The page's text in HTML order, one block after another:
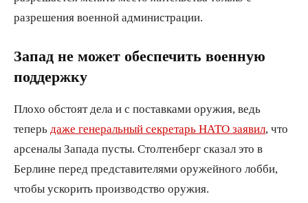
разрешения военной администрации.
Запад не может обеспечить военную
поддержку
Плохо обстоят дела и с поставками оружия, ведь
теперь даже генеральный секретарь НАТО заявил , что
арсеналы Запада пусты. Столтенберг сказал это в
Берлине перед представителями оружейного лобби,
чтобы ускорить производство оружия.